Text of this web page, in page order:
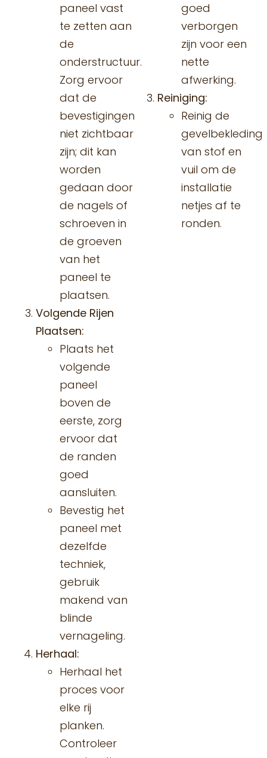
paneel vast
te zetten aan
de
onderstructuur.
Zorg ervoor
dat de
bevestigingen
niet zichtbaar
zijn; dit kan
worden
gedaan door
de nagels of
schroeven in
de groeven
van het
paneel te
plaatsen.
Volgende Rijen
Plaatsen:
Plaats het
volgende
paneel
boven de
eerste, zorg
ervoor dat
de randen
goed
aansluiten.
Bevestig het
paneel met
dezelfde
techniek,
gebruik
makend van
blinde
vernageling.
Herhaal:
Herhaal het
proces voor
elke rij
planken.
Controleer
goed
verborgen
zijn voor een
nette
afwerking.
Reiniging:
Reinig de
gevelbekleding
van stof en
vuil om de
installatie
netjes af te
ronden.